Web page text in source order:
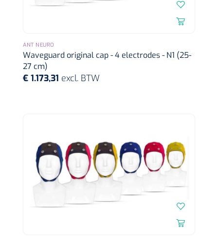
PERMA-HAND™ silk hechtdraad 3/0 - 16 mm - 75 cm -
ANT NEURO
Waveguard original cap - 4 electrodes - N1 (25-
27 cm)
€ 1.173,31 excl. BTW